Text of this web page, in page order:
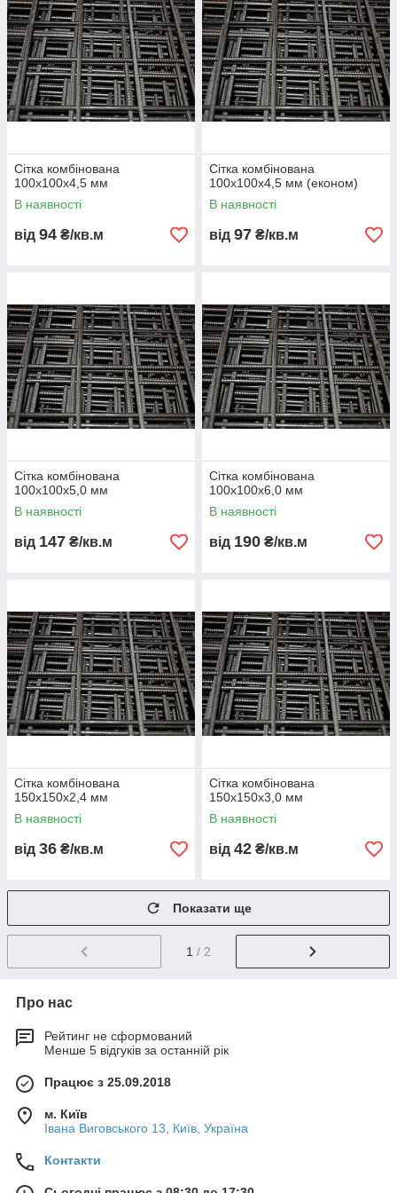
📞 Зателефонуйте або залиште заявку на сайті
Металбудальянс.
Наші спеціалісти допоможуть підібрати тип сітки, розрахувати
вагу та оформити доставку.
💥Металбудальянс— ваш надійний постачальник
армувальних і кладочних сіток в Україні!
Сітка комбінована
100х100х4,5 мм
В наявності
від 94 ₴/кв.м
Сітка комбінована
100х100х4,5 мм (економ)
В наявності
від 97 ₴/кв.м
Сітка комбінована
100х100х5,0 мм
В наявності
від 147 ₴/кв.м
Сітка комбінована
100х100х6,0 мм
В наявності
від 190 ₴/кв.м
Сітка комбінована
150х150х2,4 мм
В наявності
від 36 ₴/кв.м
Сітка комбінована
150х150х3,0 мм
В наявності
від 42 ₴/кв.м
Показати ще
1 / 2
Про нас
Рейтинг не сформований
Менше 5 відгуків за останній рік
Працює з 25.09.2018
м. Київ
Івана Виговського 13, Київ, Україна
Контакти